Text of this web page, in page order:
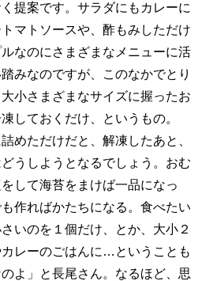
提案です。サラダにもカレーに
マトソースや、酢もみしただけ
なのにさまざまなメニューに活
みなのですが、このなかでとり
小さまざまなサイズに握ったお
しておくだけ、というもの。
めただけだと、解凍したあと、
うしようとなるでしょう。おむ
して海苔をまけば一品になっ
作ればかたちになる。食べたい
いのを１個だけ、とか、大小２
レーのごはんに…ということも
よ」と長尾さん。なるほど、思